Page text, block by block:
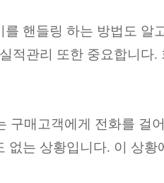
핸들링 하는 방법도
적관리 또한 중요합니
구매고객에게 전화를 걸
없는 상황입니다. 이 상